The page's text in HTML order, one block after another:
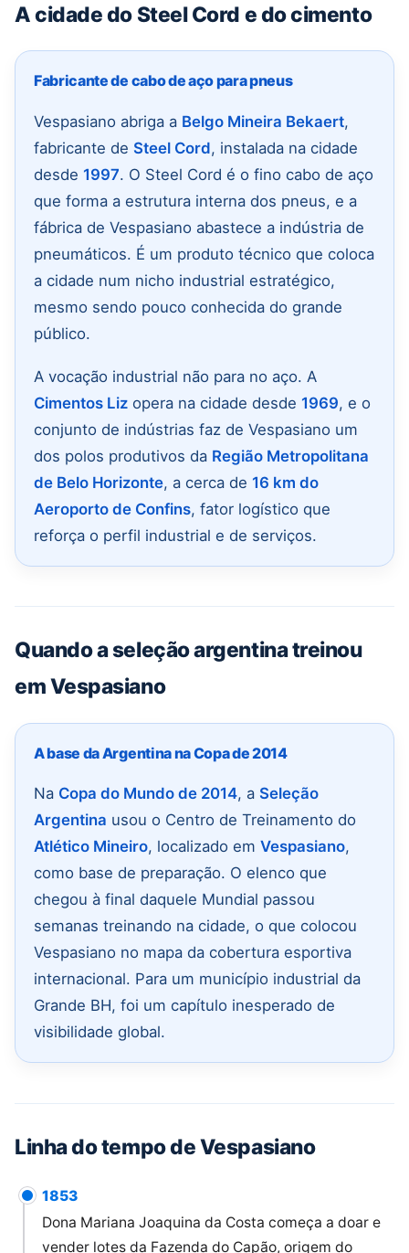
A cidade do Steel Cord e do cimento
Fabricante de cabo de aço para pneus
Vespasiano abriga a Belgo Mineira Bekaert,
fabricante de Steel Cord, instalada na cidade
desde 1997. O Steel Cord é o fino cabo de aço
que forma a estrutura interna dos pneus, e a
fábrica de Vespasiano abastece a indústria de
pneumáticos. É um produto técnico que coloca
a cidade num nicho industrial estratégico,
mesmo sendo pouco conhecida do grande
público.
A vocação industrial não para no aço. A
Cimentos Liz opera na cidade desde 1969, e o
conjunto de indústrias faz de Vespasiano um
dos polos produtivos da Região Metropolitana
de Belo Horizonte, a cerca de 16 km do
Aeroporto de Confins, fator logístico que
reforça o perfil industrial e de serviços.
Quando a seleção argentina treinou
em Vespasiano
A base da Argentina na Copa de 2014
Na Copa do Mundo de 2014, a Seleção
Argentina usou o Centro de Treinamento do
Atlético Mineiro, localizado em Vespasiano,
como base de preparação. O elenco que
chegou à final daquele Mundial passou
semanas treinando na cidade, o que colocou
Vespasiano no mapa da cobertura esportiva
internacional. Para um município industrial da
Grande BH, foi um capítulo inesperado de
visibilidade global.
Linha do tempo de Vespasiano
1853
Dona Mariana Joaquina da Costa começa a doar e
vender lotes da Fazenda do Capão, origem do